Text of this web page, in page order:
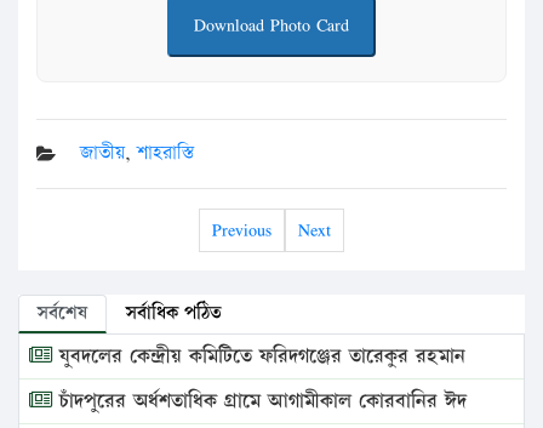
Download Photo Card
জাতীয়,শাহরাস্তি
Previous Next
সর্বশেষ সর্বাধিক পঠিত
যুবদলের কেন্দ্রীয় কমিটিতে ফরিদগঞ্জের তারেকুর রহমান
চাঁদপুরের অর্ধশতাধিক গ্রামে আগামীকাল কোরবানির ঈদ